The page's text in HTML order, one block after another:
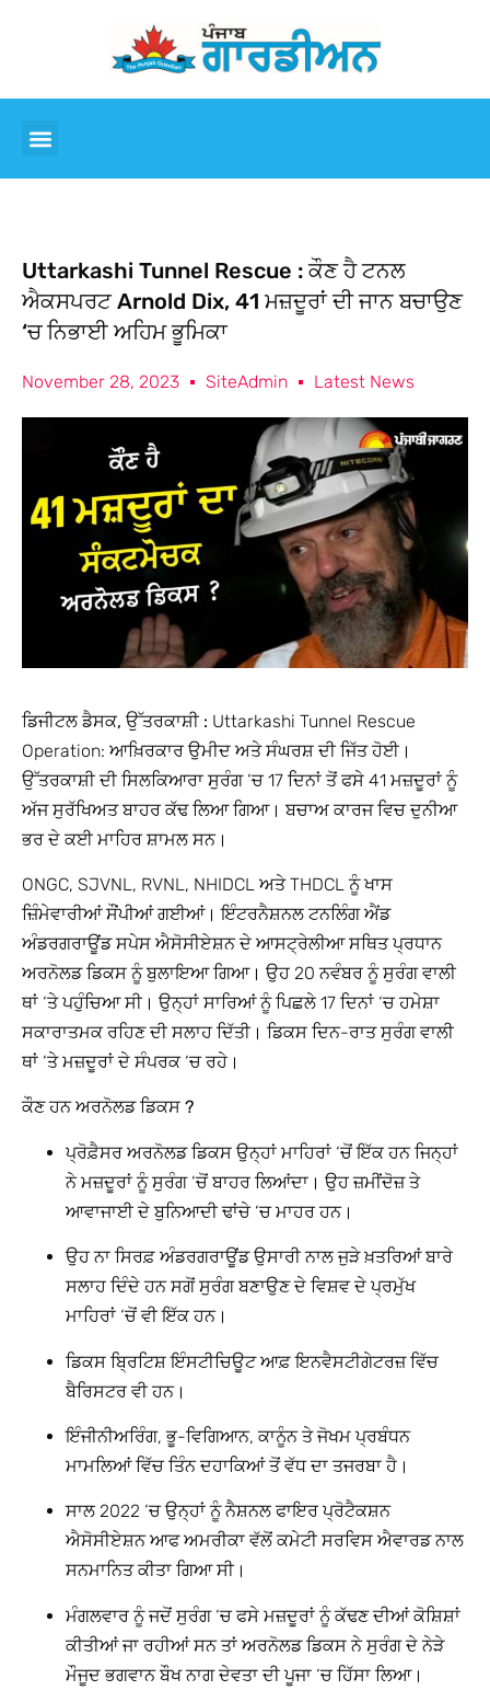
Uttarkashi Tunnel Rescue : ਕੌਣ ਹੈ ਟਨਲ
ਐਕਸਪਰਟ Arnold Dix, 41 ਮਜ਼ਦੂਰਾਂ ਦੀ ਜਾਨ ਬਚਾਉਣ
‘ਚ ਨਿਭਾਈ ਅਹਿਮ ਭੂਮਿਕਾ
November 28, 2023 SiteAdmin Latest News
ਡਿਜੀਟਲ ਡੈਸਕ, ਉੱਤਰਕਾਸ਼ੀ : Uttarkashi Tunnel Rescue
Operation: ਆਖ਼ਿਰਕਾਰ ਉਮੀਦ ਅਤੇ ਸੰਘਰਸ਼ ਦੀ ਜਿੱਤ ਹੋਈ।
ਉੱਤਰਕਾਸ਼ੀ ਦੀ ਸਿਲਕਿਆਰਾ ਸੁਰੰਗ ‘ਚ 17 ਦਿਨਾਂ ਤੋਂ ਫਸੇ 41 ਮਜ਼ਦੂਰਾਂ ਨੂੰ
ਅੱਜ ਸੁਰੱਖਿਅਤ ਬਾਹਰ ਕੱਢ ਲਿਆ ਗਿਆ। ਬਚਾਅ ਕਾਰਜ ਵਿਚ ਦੁਨੀਆ
ਭਰ ਦੇ ਕਈ ਮਾਹਿਰ ਸ਼ਾਮਲ ਸਨ।
ONGC, SJVNL, RVNL, NHIDCL ਅਤੇ THDCL ਨੂੰ ਖਾਸ
ਜ਼ਿੰਮੇਵਾਰੀਆਂ ਸੌਂਪੀਆਂ ਗਈਆਂ। ਇੰਟਰਨੈਸ਼ਨਲ ਟਨਲਿੰਗ ਐਂਡ
ਅੰਡਰਗਰਾਊਂਡ ਸਪੇਸ ਐਸੋਸੀਏਸ਼ਨ ਦੇ ਆਸਟ੍ਰੇਲੀਆ ਸਥਿਤ ਪ੍ਰਧਾਨ
ਅਰਨੋਲਡ ਡਿਕਸ ਨੂੰ ਬੁਲਾਇਆ ਗਿਆ। ਉਹ 20 ਨਵੰਬਰ ਨੂੰ ਸੁਰੰਗ ਵਾਲੀ
ਥਾਂ ‘ਤੇ ਪਹੁੰਚਿਆ ਸੀ। ਉਨ੍ਹਾਂ ਸਾਰਿਆਂ ਨੂੰ ਪਿਛਲੇ 17 ਦਿਨਾਂ ‘ਚ ਹਮੇਸ਼ਾ
ਸਕਾਰਾਤਮਕ ਰਹਿਣ ਦੀ ਸਲਾਹ ਦਿੱਤੀ। ਡਿਕਸ ਦਿਨ-ਰਾਤ ਸੁਰੰਗ ਵਾਲੀ
ਥਾਂ ‘ਤੇ ਮਜ਼ਦੂਰਾਂ ਦੇ ਸੰਪਰਕ ‘ਚ ਰਹੇ।
ਕੌਣ ਹਨ ਅਰਨੋਲਡ ਡਿਕਸ ?
ਪ੍ਰੋਫ਼ੈਸਰ ਅਰਨੋਲਡ ਡਿਕਸ ਉਨ੍ਹਾਂ ਮਾਹਿਰਾਂ ‘ਚੋਂ ਇੱਕ ਹਨ ਜਿਨ੍ਹਾਂ
ਨੇ ਮਜ਼ਦੂਰਾਂ ਨੂੰ ਸੁਰੰਗ ‘ਚੋਂ ਬਾਹਰ ਲਿਆਂਦਾ। ਉਹ ਜ਼ਮੀਂਦੋਜ਼ ਤੇ
ਆਵਾਜਾਈ ਦੇ ਬੁਨਿਆਦੀ ਢਾਂਚੇ ‘ਚ ਮਾਹਰ ਹਨ।
ਉਹ ਨਾ ਸਿਰਫ਼ ਅੰਡਰਗਰਾਊਂਡ ਉਸਾਰੀ ਨਾਲ ਜੁੜੇ ਖ਼ਤਰਿਆਂ ਬਾਰੇ
ਸਲਾਹ ਦਿੰਦੇ ਹਨ ਸਗੋਂ ਸੁਰੰਗ ਬਣਾਉਣ ਦੇ ਵਿਸ਼ਵ ਦੇ ਪ੍ਰਮੁੱਖ
ਮਾਹਿਰਾਂ ‘ਚੋਂ ਵੀ ਇੱਕ ਹਨ।
ਡਿਕਸ ਬ੍ਰਿਟਿਸ਼ ਇੰਸਟੀਚਿਊਟ ਆਫ਼ ਇਨਵੈਸਟੀਗੇਟਰਜ਼ ਵਿੱਚ
ਬੈਰਿਸਟਰ ਵੀ ਹਨ।
ਇੰਜੀਨੀਅਰਿੰਗ, ਭੂ-ਵਿਗਿਆਨ, ਕਾਨੂੰਨ ਤੇ ਜੋਖਮ ਪ੍ਰਬੰਧਨ
ਮਾਮਲਿਆਂ ਵਿੱਚ ਤਿੰਨ ਦਹਾਕਿਆਂ ਤੋਂ ਵੱਧ ਦਾ ਤਜਰਬਾ ਹੈ।
ਸਾਲ 2022 ‘ਚ ਉਨ੍ਹਾਂ ਨੂੰ ਨੈਸ਼ਨਲ ਫਾਇਰ ਪ੍ਰੋਟੈਕਸ਼ਨ
ਐਸੋਸੀਏਸ਼ਨ ਆਫ ਅਮਰੀਕਾ ਵੱਲੋਂ ਕਮੇਟੀ ਸਰਵਿਸ ਐਵਾਰਡ ਨਾਲ
ਸਨਮਾਨਿਤ ਕੀਤਾ ਗਿਆ ਸੀ।
ਮੰਗਲਵਾਰ ਨੂੰ ਜਦੋਂ ਸੁਰੰਗ ‘ਚ ਫਸੇ ਮਜ਼ਦੂਰਾਂ ਨੂੰ ਕੱਢਣ ਦੀਆਂ ਕੋਸ਼ਿਸ਼ਾਂ
ਕੀਤੀਆਂ ਜਾ ਰਹੀਆਂ ਸਨ ਤਾਂ ਅਰਨੋਲਡ ਡਿਕਸ ਨੇ ਸੁਰੰਗ ਦੇ ਨੇੜੇ
ਮੌਜੂਦ ਭਗਵਾਨ ਬੌਖ ਨਾਗ ਦੇਵਤਾ ਦੀ ਪੂਜਾ ‘ਚ ਹਿੱਸਾ ਲਿਆ।